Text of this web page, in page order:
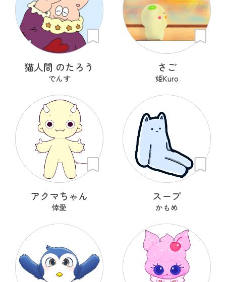
猫人間 のたろう
でんす
さご
姫Kuro
アクマちゃん
倖愛
スープ
かもめ